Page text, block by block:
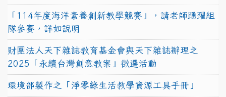
「114年度海洋素養創新教學競賽」，請老師踴躍組
隊參賽，詳如說明
財團法人天下雜誌教育基金會與天下雜誌辦理之
2025「永續台灣創意教案」徵選活動
環境部製作之「淨零綠生活教學資源工具手冊」